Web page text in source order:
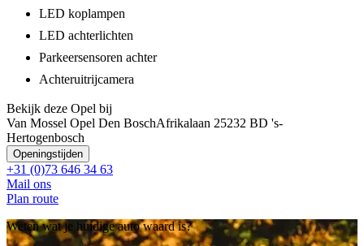
LED koplampen
LED achterlichten
Parkeersensoren achter
Achteruitrijcamera
Bekijk deze Opel bij
Van Mossel Opel Den BoschAfrikalaan 25232 BD 's-
Hertogenbosch
Openingstijden
+31 (0)73 646 34 63
Mail ons
Plan route
Weten wat je huidige auto waard is?